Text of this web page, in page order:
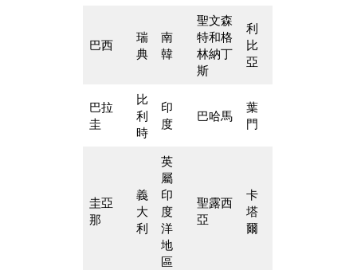
巴西
瑞
典
南
韓
聖文森
特和格
林納丁
斯
利
比
亞
巴拉
圭
比
利
時
印
度
巴哈馬
葉
門
圭亞
那
義
大
利
英
屬
印
度
洋
地
區
聖露西
亞
卡
塔
爾